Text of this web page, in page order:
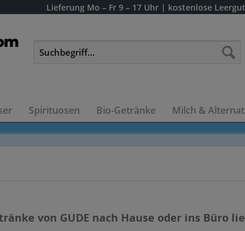
Lieferung Mo – Fr 9 – 17 Uhr | kostenlose
Spirituosen Bio-Getränke Milch &
von GUDE nach Hause oder ins Büro